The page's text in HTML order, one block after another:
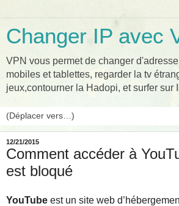
Changer IP avec
VPN vous permet de changer
mobiles et tablettes, regarder la tv
jeux,contourner la Hadopi, et surfer sur
12/21/2015
Comment accéder à
est bloqué
YouTube est un site web